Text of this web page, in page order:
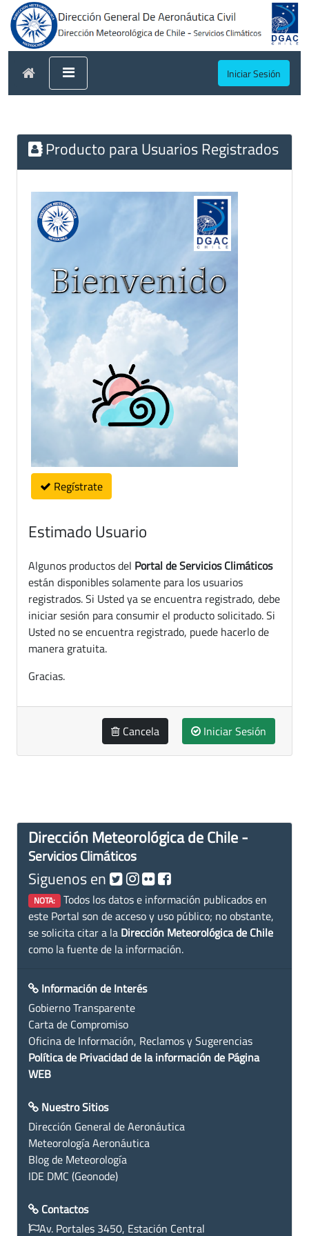
Iniciar Sesión
Producto para Usuarios Registrados
Regístrate
Estimado Usuario
Algunos productos del Portal de Servicios Climáticos
están disponibles solamente para los usuarios
registrados. Si Usted ya se encuentra registrado, debe
iniciar sesión para consumir el producto solicitado. Si
Usted no se encuentra registrado, puede hacerlo de
manera gratuita.
Gracias.
Cancela Iniciar Sesión
Dirección Meteorológica de Chile -
Servicios Climáticos
Siguenos en
NOTA: Todos los datos e información publicados en
este Portal son de acceso y uso público; no obstante,
se solicita citar a la Dirección Meteorológica de Chile
como la fuente de la información.
Información de Interés
Gobierno Transparente
Carta de Compromiso
Oficina de Información, Reclamos y Sugerencias
Política de Privacidad de la información de Página
WEB
Nuestro Sitios
Dirección General de Aeronáutica
Meteorología Aeronáutica
Blog de Meteorología
IDE DMC (Geonode)
Contactos
Av. Portales 3450, Estación Central